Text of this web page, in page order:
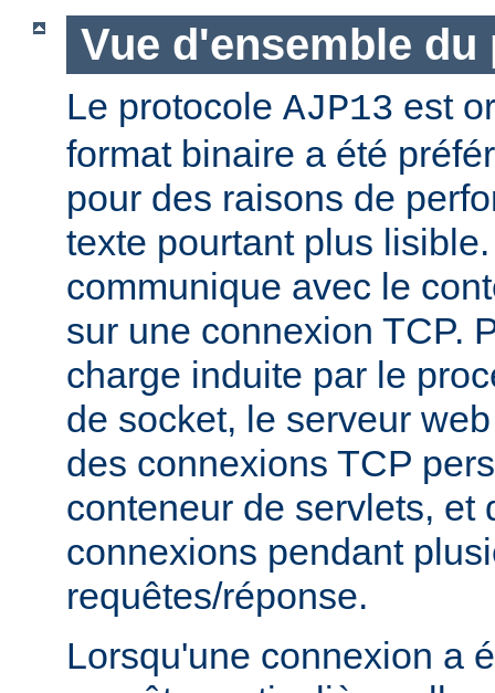
Vue d'ensemble
Le protocole AJP13 est
format binaire a été
pour des raisons de
texte pourtant plus
communique avec le
sur une connexion TCP.
charge induite par le
de socket, le serveur
des connexions TCP
conteneur de servlets, et
connexions pendant
requêtes/réponse.
Lorsqu'une connexion a